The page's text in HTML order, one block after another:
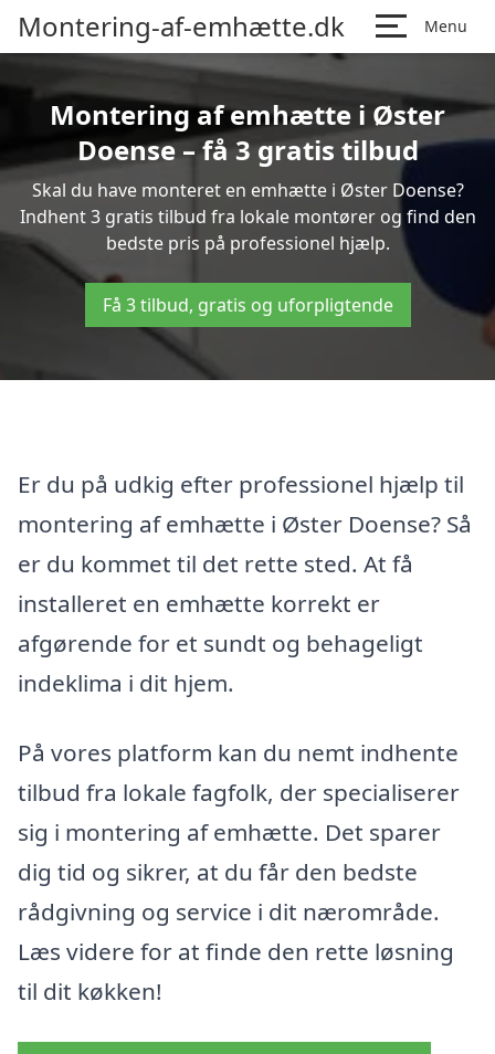
Montering-af-emhætte.dk Menu
Montering af emhætte i Øster
Doense – få 3 gratis tilbud
Skal du have monteret en emhætte i Øster Doense?
Indhent 3 gratis tilbud fra lokale montører og find den
bedste pris på professionel hjælp.
Få 3 tilbud, gratis og uforpligtende
Er du på udkig efter professionel hjælp til
montering af emhætte i Øster Doense? Så
er du kommet til det rette sted. At få
installeret en emhætte korrekt er
afgørende for et sundt og behageligt
indeklima i dit hjem.
På vores platform kan du nemt indhente
tilbud fra lokale fagfolk, der specialiserer
sig i montering af emhætte. Det sparer
dig tid og sikrer, at du får den bedste
rådgivning og service i dit nærområde.
Læs videre for at finde den rette løsning
til dit køkken!